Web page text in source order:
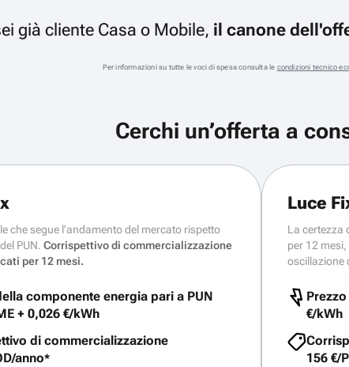
già cliente Casa o Mobile, il canone
Per informazioni su tutte le voci di spesa consulta le condizioni tecnico
Cerchi un’offerta a
che segue l'andamento del mercato rispetto
PUN. Corrispettivo di commercializzazione
per 12 mesi.
componente energia pari a PUN
+ 0,026 €/kWh
di commercializzazione
anno*
Luce
La certezza
per 12
oscillazione
€/kWh
156 €/